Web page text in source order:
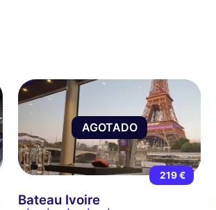
AGOTADO
219 €
Bateau Ivoire